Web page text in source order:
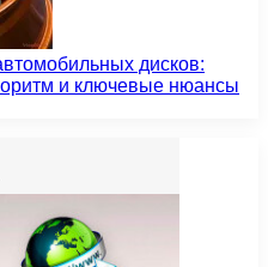
дисков:
и ключевые нюансы